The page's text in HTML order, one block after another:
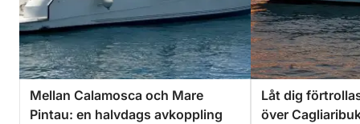
Mellan Calamosca och Mare
Pintau: en halvdags avkoppling
Låt dig
över